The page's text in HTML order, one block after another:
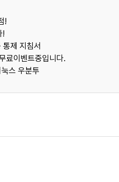
!
!
제 지침서
료이벤트중입니다.
스 우분투